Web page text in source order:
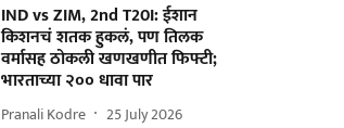
IND vs ZIM, 2nd T20I: ईशान
किशनचं शतक हुकलं, पण तिलक
वर्मासह ठोकली खणखणीत फिफ्टी;
भारताच्या २०० धावा पार
Pranali Kodre 25 July 2026